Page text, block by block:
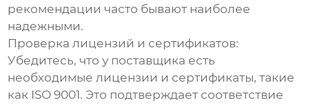
рекомендации часто бывают наиболее
надежными.
Проверка лицензий и сертификатов:
Убедитесь, что у поставщика есть
необходимые лицензии и сертификаты, такие
как ISO 9001. Это подтверждает соответствие